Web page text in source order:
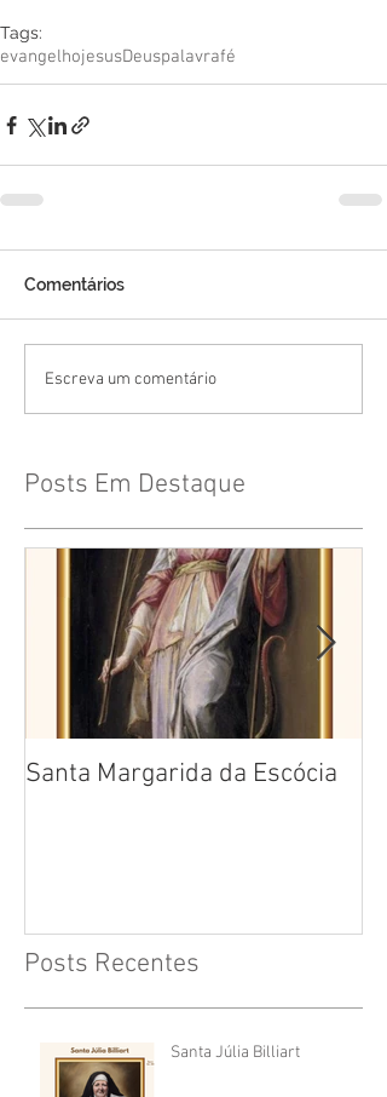
Tags:
evangelhojesusDeuspalavrafé
Comentários
Escreva um comentário
Posts Em Destaque
Santa Margarida da Escócia
Posts Recentes
Santa Júlia Billiart